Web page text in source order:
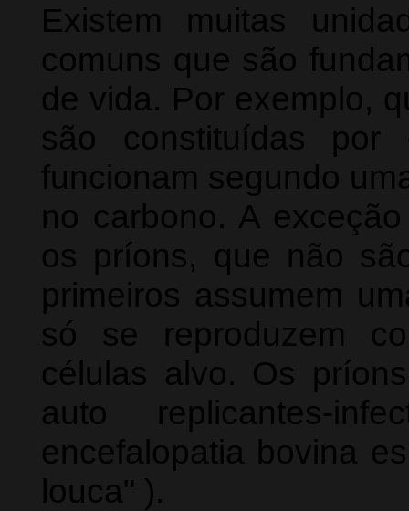
Existem muitas
comuns que são
de vida. Por exemplo,
são constituídas
funcionam segundo
no carbono. A
os príons, que não
primeiros assumem
só se reproduzem
células alvo. Os
auto replicantes-
encefalopatia bovina
louca" ).